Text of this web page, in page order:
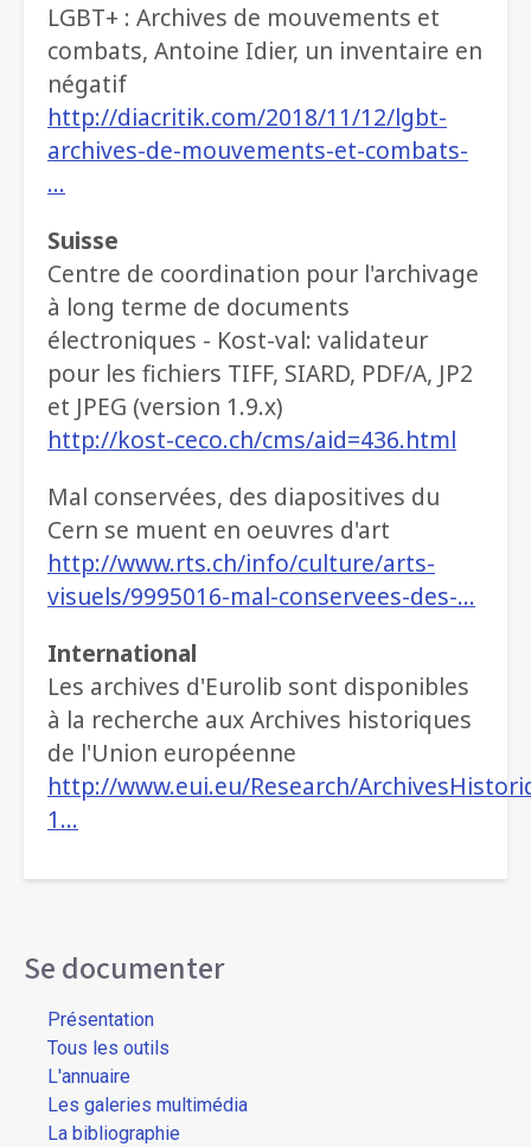
LGBT+ : Archives de mouvements et
combats, Antoine Idier, un inventaire en
négatif
http://diacritik.com/2018/11/12/lgbt-
archives-de-mouvements-et-combats-
…
Suisse
Centre de coordination pour l'archivage
à long terme de documents
électroniques - Kost-val: validateur
pour les fichiers TIFF, SIARD, PDF/A, JP2
et JPEG (version 1.9.x)
http://kost-ceco.ch/cms/aid=436.html
Mal conservées, des diapositives du
Cern se muent en oeuvres d'art
http://www.rts.ch/info/culture/arts-
visuels/9995016-mal-conservees-des-…
International
Les archives d'Eurolib sont disponibles
à la recherche aux Archives historiques
de l'Union européenne
http://www.eui.eu/Research/
1…
Se documenter
Présentation
Tous les outils
L'annuaire
Les galeries multimédia
La bibliographie